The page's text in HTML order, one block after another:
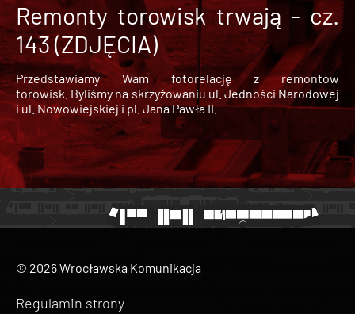
Remonty torowisk trwają - cz.
143 (ZDJĘCIA)
Przedstawiamy Wam fotorelację z remontów
torowisk. Byliśmy na skrzyżowaniu ul. Jedności Narodowej
i ul. Nowowiejskiej i pl. Jana Pawła II.
© 2026 Wrocławska Komunikacja
Regulamin strony